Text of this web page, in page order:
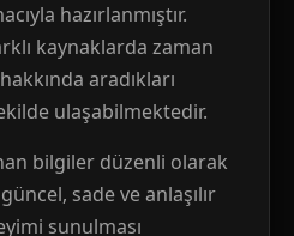
hazırlanmıştır.
kaynaklarda zaman
aradıkları
ulaşabilmektedir.
bilgiler düzenli olarak
sade ve anlaşılır
sunulması